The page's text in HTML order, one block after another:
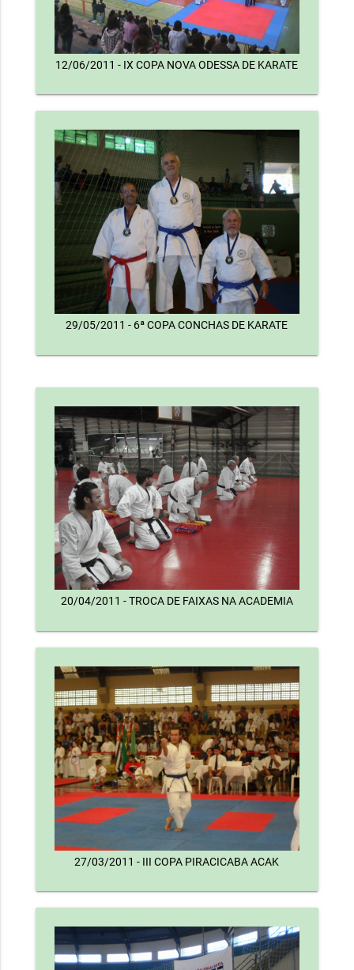
12/06/2011 - IX COPA NOVA ODESSA DE KARATE
29/05/2011 - 6ª COPA CONCHAS DE KARATE
20/04/2011 - TROCA DE FAIXAS NA ACADEMIA
27/03/2011 - III COPA PIRACICABA ACAK